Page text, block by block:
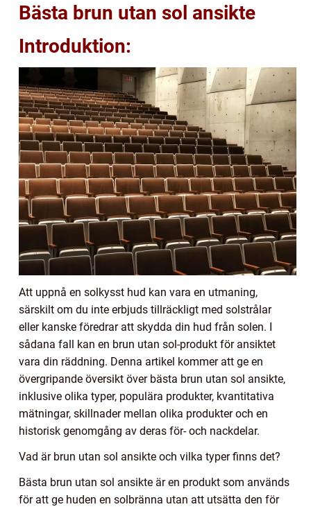
Bästa brun utan sol ansikte
Introduktion:
Att uppnå en solkysst hud kan vara en utmaning,
särskilt om du inte erbjuds tillräckligt med solstrålar
eller kanske föredrar att skydda din hud från solen. I
sådana fall kan en brun utan sol-produkt för ansiktet
vara din räddning. Denna artikel kommer att ge en
övergripande översikt över bästa brun utan sol ansikte,
inklusive olika typer, populära produkter, kvantitativa
mätningar, skillnader mellan olika produkter och en
historisk genomgång av deras för- och nackdelar.
Vad är brun utan sol ansikte och vilka typer finns det?
Bästa brun utan sol ansikte är en produkt som används
för att ge huden en solbränna utan att utsätta den för